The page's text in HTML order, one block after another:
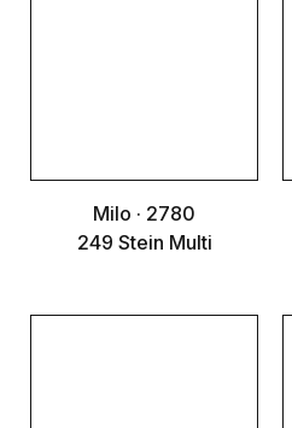
Milo · 2780
249 Stein Multi